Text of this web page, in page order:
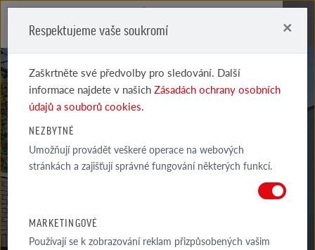
OSLO LDF
Respektujeme vaše soukromí ×
Zaškrtněte své předvolby pro sledování. Další
informace najdete v našichZásadách ochrany osobních
údajů a souborů cookies.
NEZBYTNÉ
Umožňují provádět veškeré operace na webových
stránkách a zajišťují správné fungování některých funkcí.
MARKETINGOVÉ
Používají se k zobrazování reklam přizpůsobených vašim